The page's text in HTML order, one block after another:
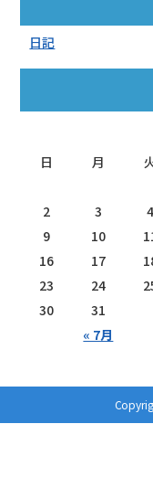
日記
日
月
« 7月
2
3 4
9
10
16
17
23
24
30
31